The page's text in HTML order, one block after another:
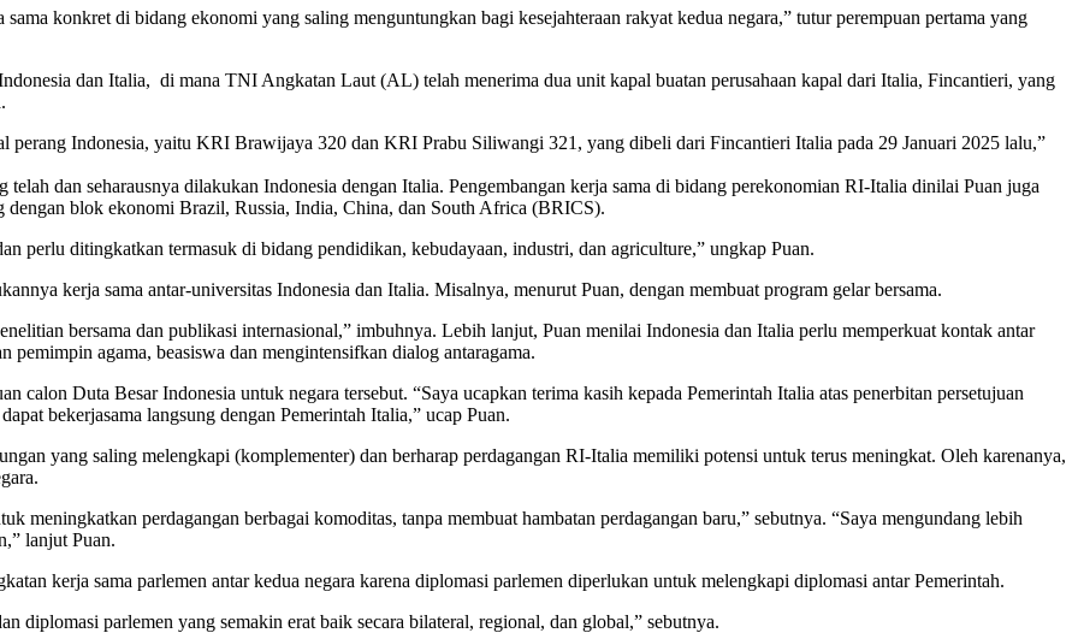
konkret di bidang ekonomi yang saling menguntungkan bagi kesejahteraan rakyat kedua negara,” tutur perempuan pertama yang
dan Italia, di mana TNI Angkatan Laut (AL) telah menerima dua unit kapal buatan perusahaan kapal dari Italia, Fincantieri, yang
perang Indonesia, yaitu KRI Brawijaya 320 dan KRI Prabu Siliwangi 321, yang dibeli dari Fincantieri Italia pada 29 Januari 2025 lalu,”
dan seharausnya dilakukan Indonesia dengan Italia. Pengembangan kerja sama di bidang perekonomian RI-Italia dinilai Puan juga
dengan blok ekonomi Brazil, Russia, India, China, dan South Africa (BRICS).
perlu ditingkatkan termasuk di bidang pendidikan, kebudayaan, industri, dan agriculture,” ungkap Puan.
kerja sama antar-universitas Indonesia dan Italia. Misalnya, menurut Puan, dengan membuat program gelar bersama.
bersama dan publikasi internasional,” imbuhnya. Lebih lanjut, Puan menilai Indonesia dan Italia perlu memperkuat kontak antar
agama, beasiswa dan mengintensifkan dialog antaragama.
calon Duta Besar Indonesia untuk negara tersebut. “Saya ucapkan terima kasih kepada Pemerintah Italia atas penerbitan persetujuan
bekerjasama langsung dengan Pemerintah Italia,” ucap Puan.
yang saling melengkapi (komplementer) dan berharap perdagangan RI-Italia memiliki potensi untuk terus meningkat. Oleh karenanya,
meningkatkan perdagangan berbagai komoditas, tanpa membuat hambatan perdagangan baru,” sebutnya. “Saya mengundang lebih
lanjut Puan.
kerja sama parlemen antar kedua negara karena diplomasi parlemen diperlukan untuk melengkapi diplomasi antar Pemerintah.
diplomasi parlemen yang semakin erat baik secara bilateral, regional, dan global,” sebutnya.